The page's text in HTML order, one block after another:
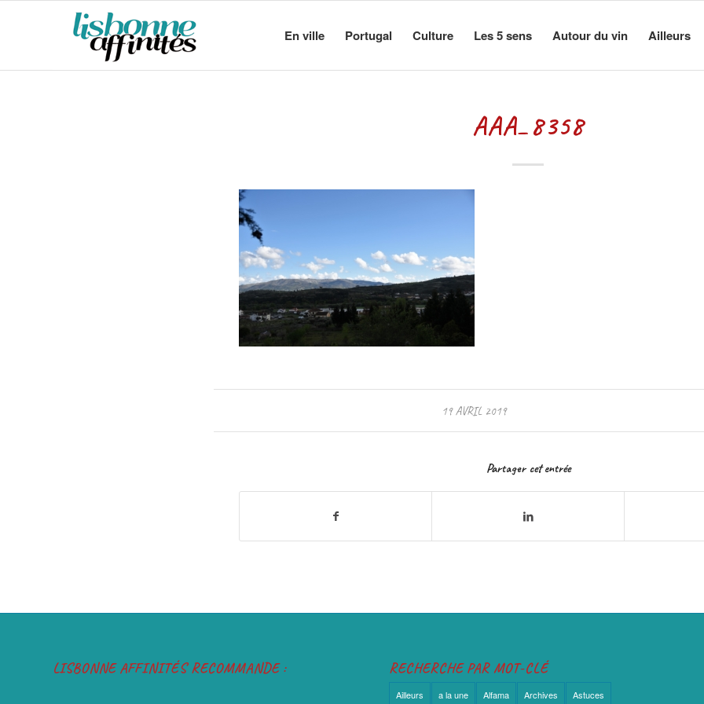
En ville Portugal Culture Les 5 sens Autour du vin Ailleurs
AAA_8358
19 AVRIL 2019
Partager cet entrée
LISBONNE AFFINITÉS RECOMMANDE : RECHERCHE PAR MOT-CLÉ
Ailleurs a la une Alfama Archives Astuces